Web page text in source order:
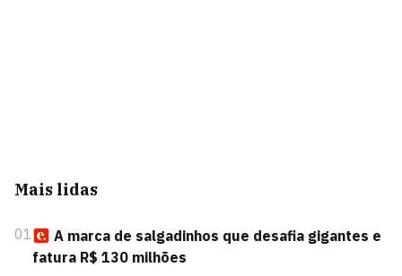
Mais lidas
01
A marca de salgadinhos que desafia gigantes e
fatura R$ 130 milhões